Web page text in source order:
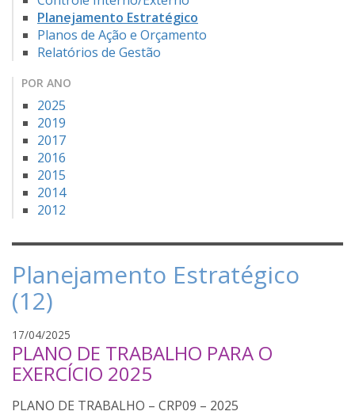
Planejamento Estratégico
Planos de Ação e Orçamento
Relatórios de Gestão
POR ANO
2025
2019
2017
2016
2015
2014
2012
Planejamento Estratégico
(12)
17/04/2025
m
a
n
d
PLANO DE TRABALHO PARA O
EXERCÍCIO 2025
PLANO DE TRABALHO – CRP09 – 2025